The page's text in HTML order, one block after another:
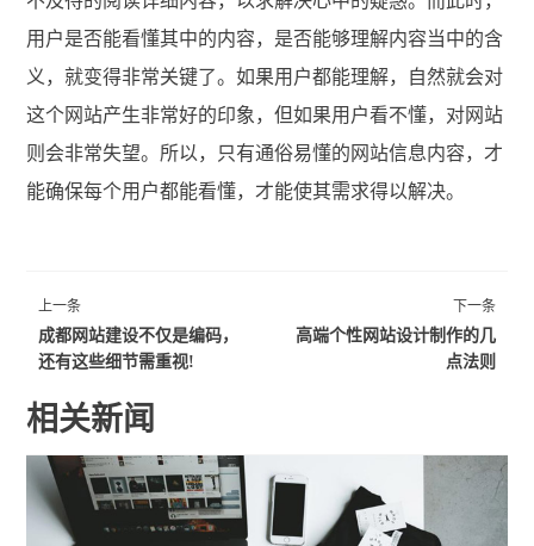
用户是否能看懂其中的内容，是否能够理解内容当中的含
义，就变得非常关键了。如果用户都能理解，自然就会对
这个网站产生非常好的印象，但如果用户看不懂，对网站
则会非常失望。所以，只有通俗易懂的网站信息内容，才
能确保每个用户都能看懂，才能使其需求得以解决。
上一条
成都网站建设不仅是编码，
还有这些细节需重视!
下一条
高端个性网站设计制作的几
点法则
相关新闻